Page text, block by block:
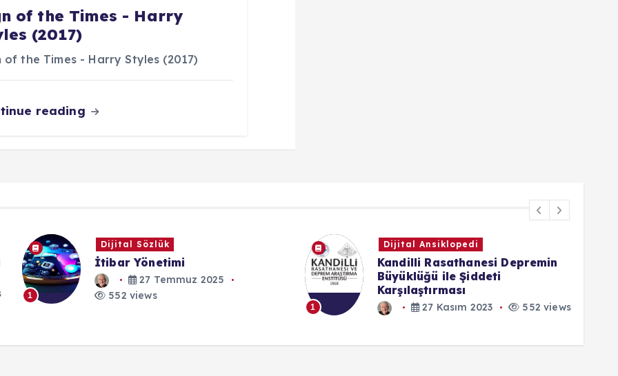
of the Times - Harry
(2017)
of the Times - Harry Styles (2017)
reading
Dijital Ansiklopedi
Kandilli Rasathanesi Depremin
Büyüklüğü ile Şiddeti
Karşılaştırması
1
Görsel İçeriklerim
Olimpiyat - Bedri Yılmaz
20 Haziran 2025
552 views